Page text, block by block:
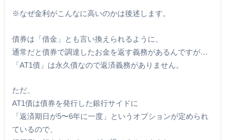
※なぜ金利がこんなに高いのかは後述します。
債券は「借金」とも言い換えられるように、
通常だと債券で調達したお金を返す義務があるんですが…
「AT1債」は永久債なので返済義務がありません。
ただ、
AT1債は債券を発行した銀行サイドに
「返済期日が5〜6年に一度」というオプションが定められ
ているので、